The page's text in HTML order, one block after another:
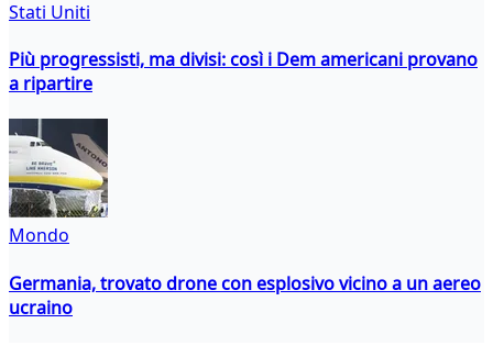
Stati Uniti
Più progressisti, ma divisi: così i Dem americani provano
a ripartire
Mondo
Germania, trovato drone con esplosivo vicino a un aereo
ucraino